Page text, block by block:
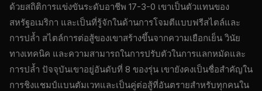
ด้วยสถิติการแข่งขันระดับอาชีพ 17-3-0 เขาเป็นตัวแทนของ
สหรัฐอเมริกา และเป็นที่รู้จักในด้านการโจมตีแบบฟรีสไตล์และ
การปล้ำ สไตล์การต่อสู้ของเขาสร้างขึ้นจากความเยือกเย็น วินัย
ทางเทคนิค และความสามารถในการปรับตัวในการแลกหมัดและ
การปล้ำ ปัจจุบันเขาอยู่อันดับที่ 8 ของรุ่น เขายังคงเป็นชื่อสำคัญใน
การชิงแชมป์แบนตัมเวทและเป็นคู่ต่อสู้ที่อันตรายสำหรับทุกคนใน